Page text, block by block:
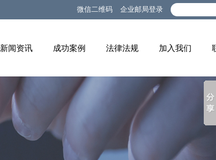
微信二维码 企业邮局登录
新闻资讯 成功案例 法律法规 加入我们